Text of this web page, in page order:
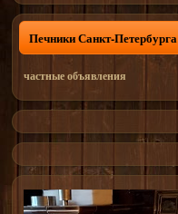
Печники Санкт-Петербурга
частные объявления